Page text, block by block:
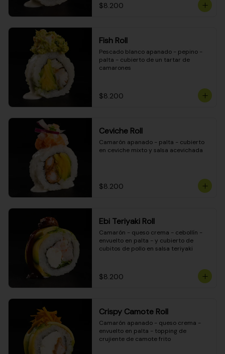
$8.200
Fish Roll
Pescado blanco apanado - pepino -
palta - cubierto de un tartar de
camarones
$8.200
Ceviche Roll
Camarón apanado - palta - cubierto
en ceviche mixto y salsa acevichada
$8.200
Ebi Teriyaki Roll
Camarón - queso crema - cebollín -
envuelto en palta - y cubierto de
cubitos de pollo en salsa teriyaki
$8.200
Crispy Camote Roll
Camarón apanado - queso crema -
envuelto en palta - topping de
crujiente de camote frito